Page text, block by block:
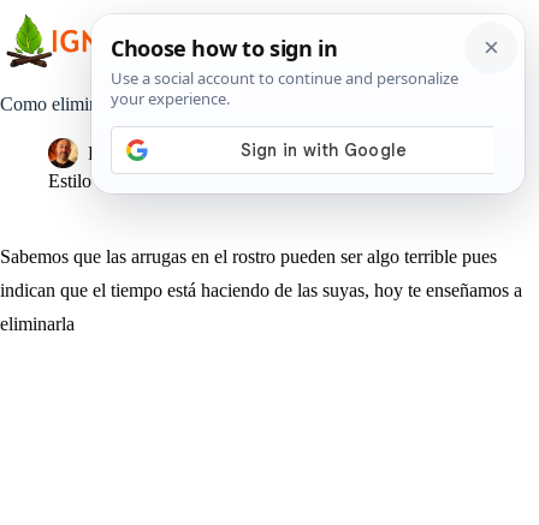
contenido
Como eliminar completamente las arrugas alrededor de la boca
Pedro Lisperguer
21 junio, 2019
Estilo de Vida
Sabemos que las arrugas en el rostro pueden ser algo terrible pues
indican que el tiempo está haciendo de las suyas, hoy te enseñamos a
eliminarla